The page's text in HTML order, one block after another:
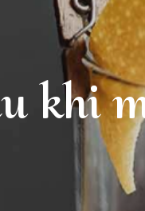
khi